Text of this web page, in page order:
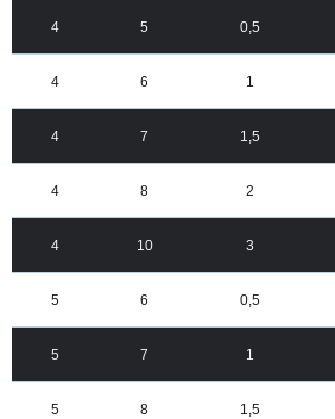
4 5 0,5
4 6 1
4 7 1,5
4 8 2
4 10 3
5 6 0,5
5 7 1
5 8 1,5